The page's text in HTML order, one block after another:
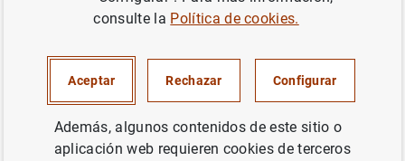
El Índice de Precios de Consumo ha experimentado una
doble modificaciónque afecta tanto a su base
metodológica como a su estructura de clasificación:
consulte la Política de cookies.
Aceptar Rechazar Configurar
Además, algunos contenidos de este sitio o
aplicación web requieren cookies de terceros